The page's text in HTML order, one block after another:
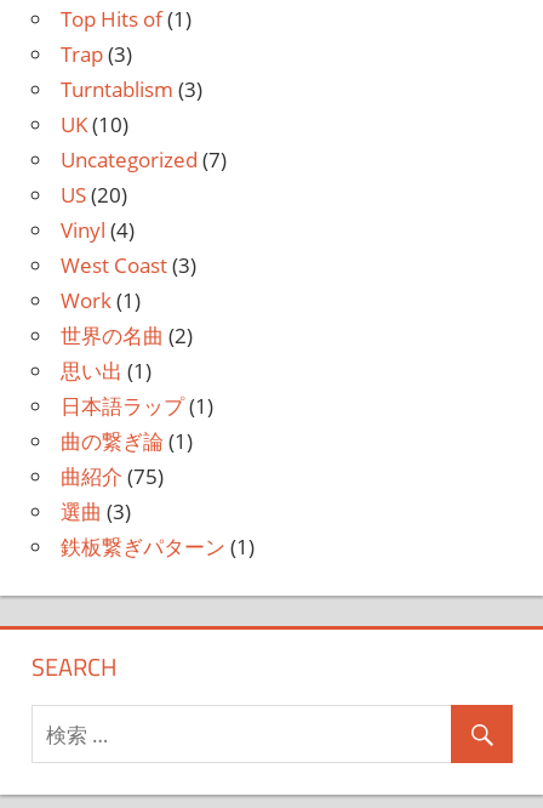
Top Hits of(1)
Trap(3)
Turntablism (3)
UK(10)
Uncategorized (7)
US(20)
Vinyl (4)
West Coast(3)
Work(1)
世界の名曲 (2)
思い出 (1)
日本語ラップ(1)
曲の繋ぎ論 (1)
曲紹介 (75)
選曲 (3)
鉄板繋ぎパターン (1)
SEARCH